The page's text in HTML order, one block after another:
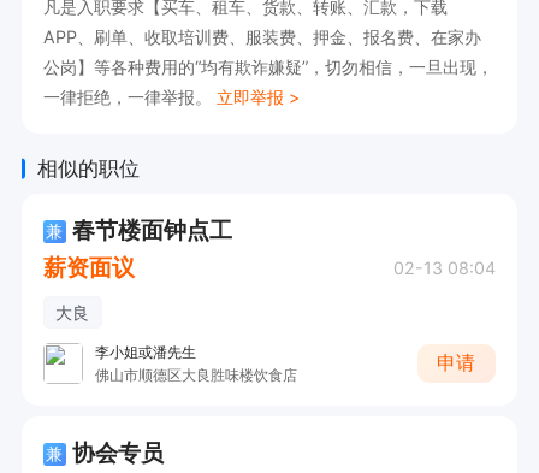
凡是入职要求【买车、租车、货款、转账、汇款，下载
APP、刷单、收取培训费、服装费、押金、报名费、在家办
公岗】等各种费用的“均有欺诈嫌疑”，切勿相信，一旦出现，
一律拒绝，一律举报。 立即举报 >
相似的职位
兼 春节楼面钟点工
薪资面议
02-13 08:04
大良
李小姐或潘先生
佛山市顺德区大良胜味楼饮食店
申请
兼 协会专员